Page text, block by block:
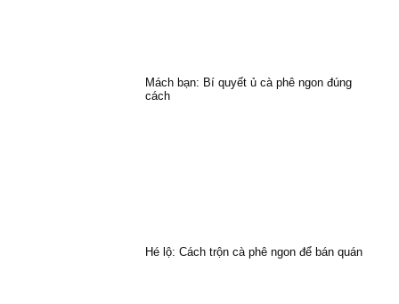
Mách bạn: Bí quyết ủ cà phê ngon đúng
cách
Hé lộ: Cách trộn cà phê ngon để bán quán